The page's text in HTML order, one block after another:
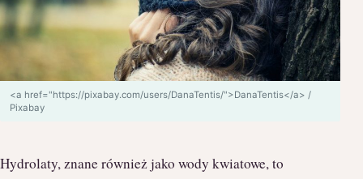
<a href="https://pixabay.com/users/DanaTentis/">DanaTentis</a> /
Pixabay
Hydrolaty, znane również jako wody kwiatowe, to